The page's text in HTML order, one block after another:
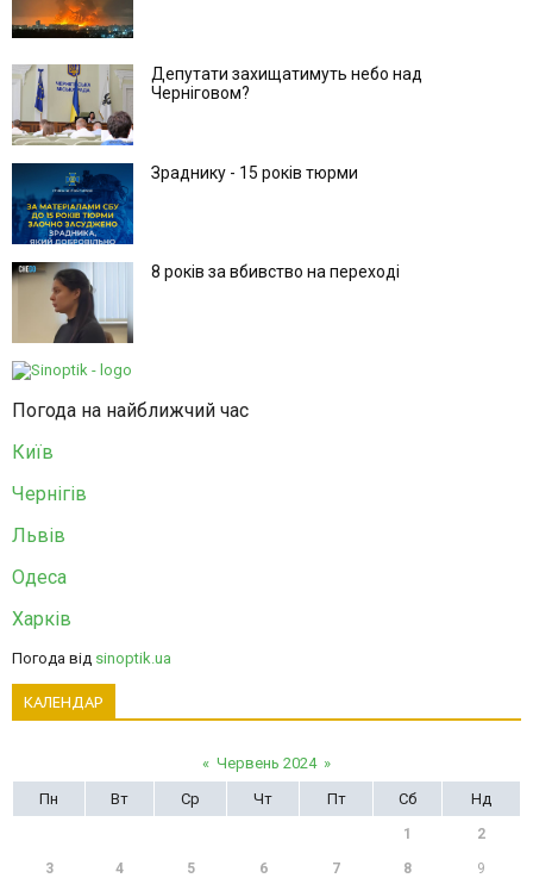
Депутати захищатимуть небо над
Черніговом?
Зраднику - 15 років тюрми
8 років за вбивство на переході
Погода на найближчий час
Київ
Чернігів
Львів
Одеса
Харків
Погода від sinoptik.ua
КАЛЕНДАР
« Червень 2024 »
Пн
Вт Ср Чт Пт Сб Нд
1 2
3 4 5 6 7 8 9